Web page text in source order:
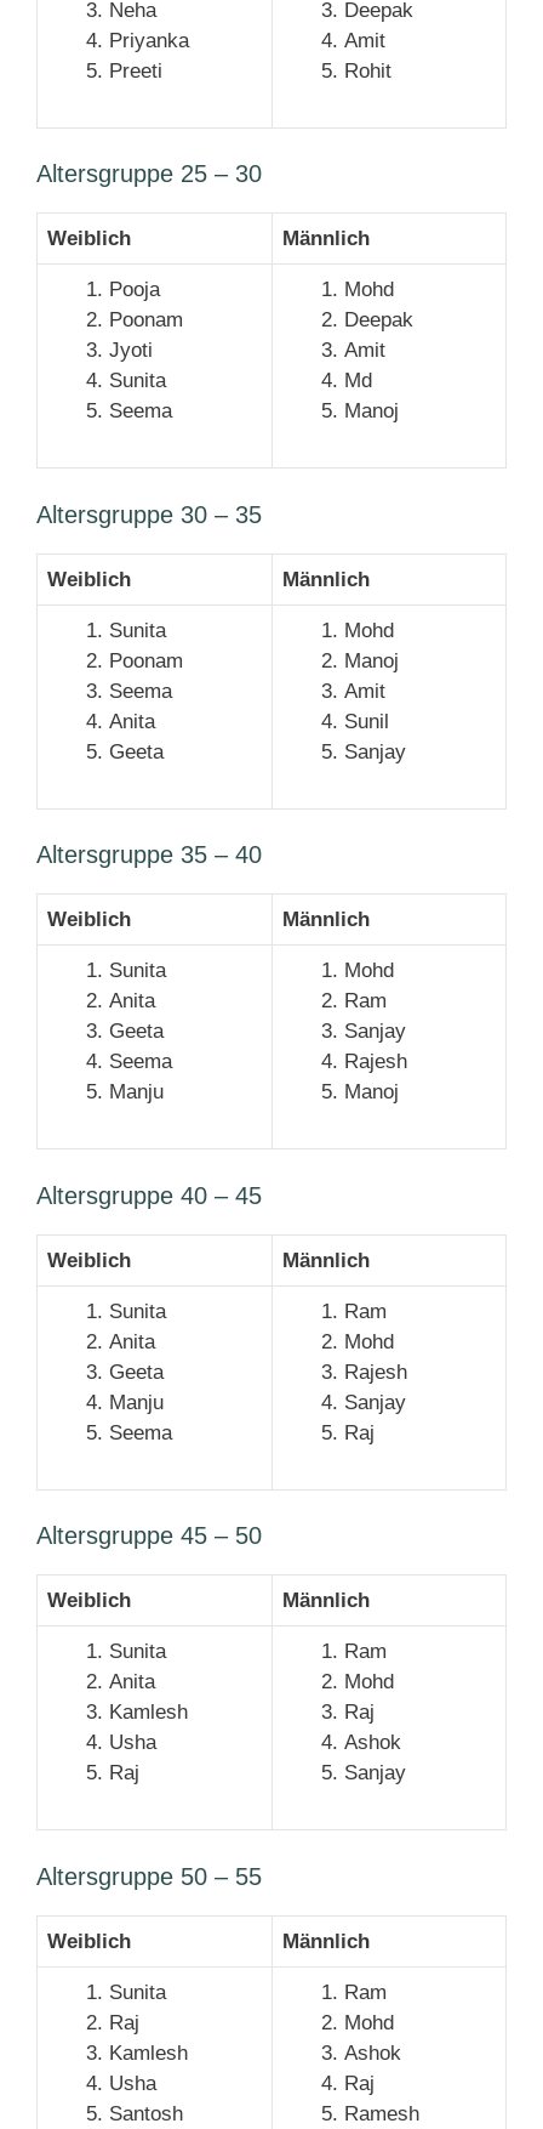
Neha
Priyanka
Preeti
Deepak
Amit
Rohit
Altersgruppe 25 – 30
Weiblich Männlich
Pooja
Poonam
Jyoti
Sunita
Seema
Mohd
Deepak
Amit
Md
Manoj
Altersgruppe 30 – 35
Weiblich Männlich
Sunita
Poonam
Seema
Anita
Geeta
Mohd
Manoj
Amit
Sunil
Sanjay
Altersgruppe 35 – 40
Weiblich Männlich
Sunita
Anita
Geeta
Seema
Manju
Mohd
Ram
Sanjay
Rajesh
Manoj
Altersgruppe 40 – 45
Weiblich Männlich
Sunita
Anita
Geeta
Manju
Seema
Ram
Mohd
Rajesh
Sanjay
Raj
Altersgruppe 45 – 50
Weiblich Männlich
Sunita
Anita
Kamlesh
Usha
Raj
Ram
Mohd
Raj
Ashok
Sanjay
Altersgruppe 50 – 55
Weiblich Männlich
Sunita
Raj
Kamlesh
Usha
Santosh
Ram
Mohd
Ashok
Raj
Ramesh